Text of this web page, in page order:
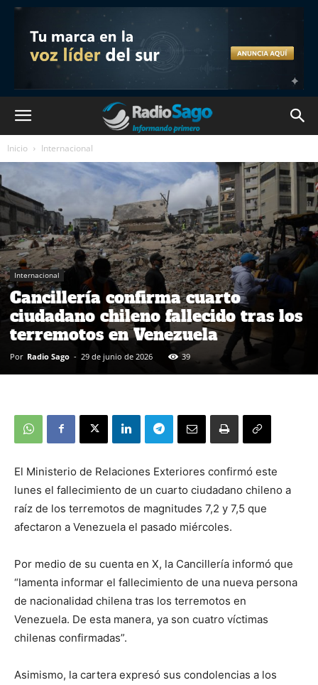
Inicio Internacional
Internacional
Cancillería confirma cuarto
ciudadano chileno fallecido tras los
terremotos en Venezuela
Por Radio Sago - 29 de junio de 2026 39
El Ministerio de Relaciones Exteriores confirmó este
lunes el fallecimiento de un cuarto ciudadano chileno a
raíz de los terremotos de magnitudes 7,2 y 7,5 que
afectaron a Venezuela el pasado miércoles.
Por medio de su cuenta en X, la Cancillería informó que
“lamenta informar el fallecimiento de una nueva persona
de nacionalidad chilena tras los terremotos en
Venezuela. De esta manera, ya son cuatro víctimas
chilenas confirmadas”.
Asimismo, la cartera expresó sus condolencias a los